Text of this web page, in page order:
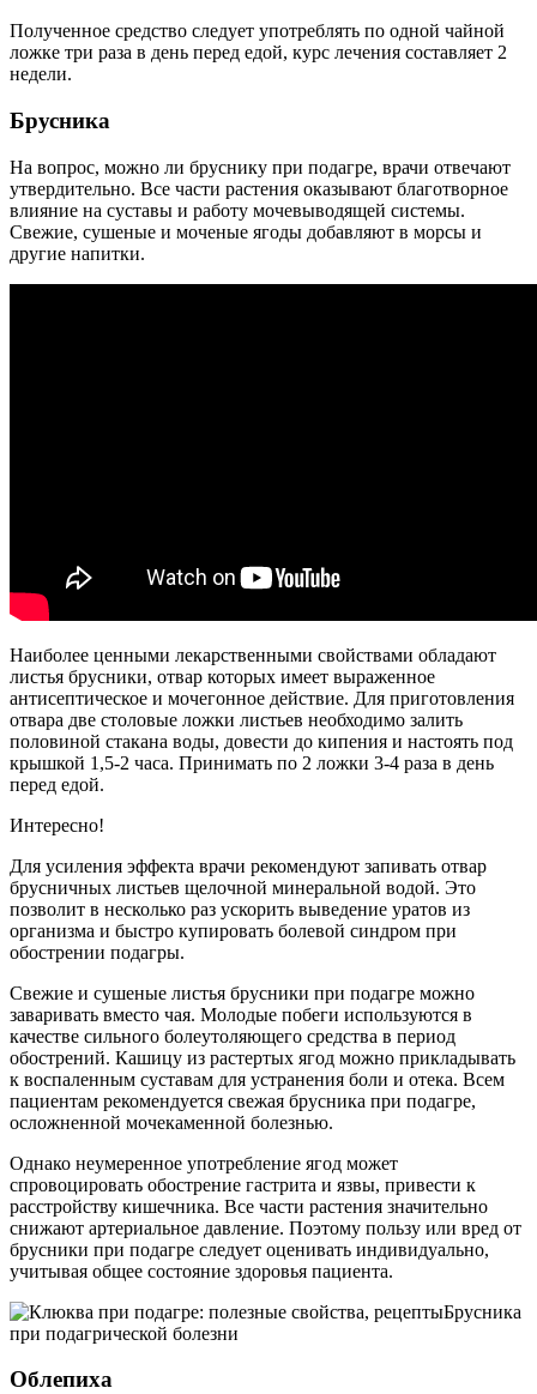
Полученное средство следует употреблять по одной чайной
ложке три раза в день перед едой, курс лечения составляет 2
недели.
Брусника
На вопрос, можно ли бруснику при подагре, врачи отвечают
утвердительно. Все части растения оказывают благотворное
влияние на суставы и работу мочевыводящей системы.
Свежие, сушеные и моченые ягоды добавляют в морсы и
другие напитки.
Наиболее ценными лекарственными свойствами обладают
листья брусники, отвар которых имеет выраженное
антисептическое и мочегонное действие. Для приготовления
отвара две столовые ложки листьев необходимо залить
половиной стакана воды, довести до кипения и настоять под
крышкой 1,5-2 часа. Принимать по 2 ложки 3-4 раза в день
перед едой.
Интересно!
Для усиления эффекта врачи рекомендуют запивать отвар
брусничных листьев щелочной минеральной водой. Это
позволит в несколько раз ускорить выведение уратов из
организма и быстро купировать болевой синдром при
обострении подагры.
Свежие и сушеные листья брусники при подагре можно
заваривать вместо чая. Молодые побеги используются в
качестве сильного болеутоляющего средства в период
обострений. Кашицу из растертых ягод можно прикладывать
к воспаленным суставам для устранения боли и отека. Всем
пациентам рекомендуется свежая брусника при подагре,
осложненной мочекаменной болезнью.
Однако неумеренное употребление ягод может
спровоцировать обострение гастрита и язвы, привести к
расстройству кишечника. Все части растения значительно
снижают артериальное давление. Поэтому пользу или вред от
брусники при подагре следует оценивать индивидуально,
учитывая общее состояние здоровья пациента.
Брусника
при подагрической болезни
Облепиха